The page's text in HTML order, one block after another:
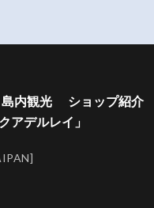
島内観光 ショップ紹介
デルレイ」